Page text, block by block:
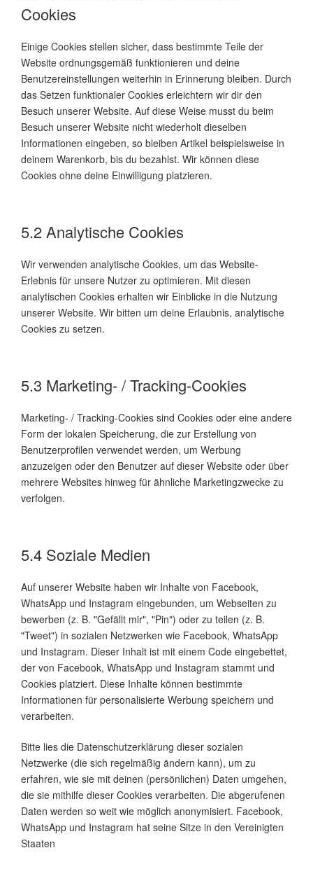
Cookies
Einige Cookies stellen sicher, dass bestimmte Teile der
Website ordnungsgemäß funktionieren und deine
Benutzereinstellungen weiterhin in Erinnerung bleiben. Durch
das Setzen funktionaler Cookies erleichtern wir dir den
Besuch unserer Website. Auf diese Weise musst du beim
Besuch unserer Website nicht wiederholt dieselben
Informationen eingeben, so bleiben Artikel beispielsweise in
deinem Warenkorb, bis du bezahlst. Wir können diese
Cookies ohne deine Einwilligung platzieren.
5.2 Analytische Cookies
Wir verwenden analytische Cookies, um das Website-
Erlebnis für unsere Nutzer zu optimieren. Mit diesen
analytischen Cookies erhalten wir Einblicke in die Nutzung
unserer Website. Wir bitten um deine Erlaubnis, analytische
Cookies zu setzen.
5.3 Marketing- / Tracking-Cookies
Marketing- / Tracking-Cookies sind Cookies oder eine andere
Form der lokalen Speicherung, die zur Erstellung von
Benutzerprofilen verwendet werden, um Werbung
anzuzeigen oder den Benutzer auf dieser Website oder über
mehrere Websites hinweg für ähnliche Marketingzwecke zu
verfolgen.
5.4 Soziale Medien
Auf unserer Website haben wir Inhalte von Facebook,
WhatsApp und Instagram eingebunden, um Webseiten zu
bewerben (z. B. "Gefällt mir", "Pin") oder zu teilen (z. B.
"Tweet") in sozialen Netzwerken wie Facebook, WhatsApp
und Instagram. Dieser Inhalt ist mit einem Code eingebettet,
der von Facebook, WhatsApp und Instagram stammt und
Cookies platziert. Diese Inhalte können bestimmte
Informationen für personalisierte Werbung speichern und
verarbeiten.
Bitte lies die Datenschutzerklärung dieser sozialen
Netzwerke (die sich regelmäßig ändern kann), um zu
erfahren, wie sie mit deinen (persönlichen) Daten umgehen,
die sie mithilfe dieser Cookies verarbeiten. Die abgerufenen
Daten werden so weit wie möglich anonymisiert. Facebook,
WhatsApp und Instagram hat seine Sitze in den Vereinigten
Staaten